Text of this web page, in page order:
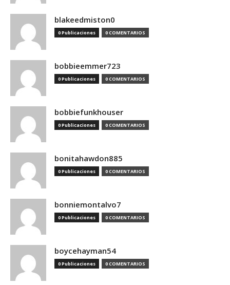
blakeedmiston0
0 Publicaciones 0 COMENTARIOS
bobbieemmer723
0 Publicaciones 0 COMENTARIOS
bobbiefunkhouser
0 Publicaciones 0 COMENTARIOS
bonitahawdon885
0 Publicaciones 0 COMENTARIOS
bonniemontalvo7
0 Publicaciones 0 COMENTARIOS
boycehayman54
0 Publicaciones 0 COMENTARIOS